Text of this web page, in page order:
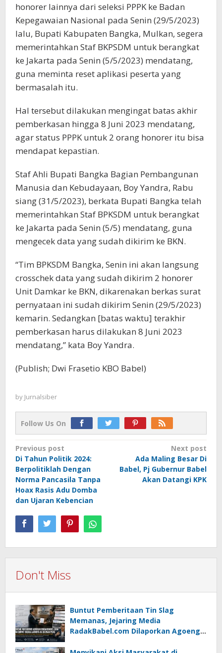
honorer lainnya dari seleksi PPPK ke Badan
Kepegawaian Nasional pada Senin (29/5/2023)
lalu, Bupati Kabupaten Bangka, Mulkan, segera
memerintahkan Staf BKPSDM untuk berangkat
ke Jakarta pada Senin (5/5/2023) mendatang,
guna meminta reset aplikasi peserta yang
bermasalah itu.
Hal tersebut dilakukan mengingat batas akhir
pemberkasan hingga 8 Juni 2023 mendatang,
agar status PPPK untuk 2 orang honorer itu bisa
mendapat kepastian.
Staf Ahli Bupati Bangka Bagian Pembangunan
Manusia dan Kebudayaan, Boy Yandra, Rabu
siang (31/5/2023), berkata Bupati Bangka telah
memerintahkan Staf BPKSDM untuk berangkat
ke Jakarta pada Senin (5/5) mendatang, guna
mengecek data yang sudah dikirim ke BKN.
“Tim BPKSDM Bangka, Senin ini akan langsung
crosschek data yang sudah dikirim 2 honorer
Unit Damkar ke BKN, dikarenakan berkas surat
pernyataan ini sudah dikirim Senin (29/5/2023)
kemarin. Sedangkan [batas waktu] terakhir
pemberkasan harus dilakukan 8 Juni 2023
mendatang,” kata Boy Yandra.
(Publish; Dwi Frasetio KBO Babel)
by Jurnalsiber
Follow Us On
Post
navigation
Previous post
Di Tahun Politik 2024:
Berpolitiklah Dengan
Norma Pancasila Tanpa
Hoax Rasis Adu Domba
dan Ujaran Kebencian
Next post
Ada Maling Besar Di
Babel, Pj Gubernur Babel
Akan Datangi KPK
Don't Miss
Buntut Pemberitaan Tin Slag
Memanas, Jejaring Media
RadakBabel.com Dilaporkan Agoeng